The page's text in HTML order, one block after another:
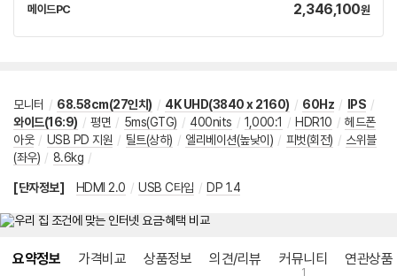
메이드PC네
가
2,346,100원
모니터 / 68.58cm(27인치) / 4K UHD(3840 x 2160) / 60Hz / IPS /
와이드(16:9) / 평면 / 5ms(GTG) / 400nits / 1,000:1 / HDR10 / 헤드폰
아웃 / USB PD 지원 / 틸트(상하) / 엘리베이션(높낮이) / 피벗(회전) / 스위블
(좌우) / 8.6kg /
[단자정보] HDMI 2.0 / USB C타입 / DP 1.4
요약정보 가격비교 상품정보 의견/리뷰 커뮤니티
1
연관상품